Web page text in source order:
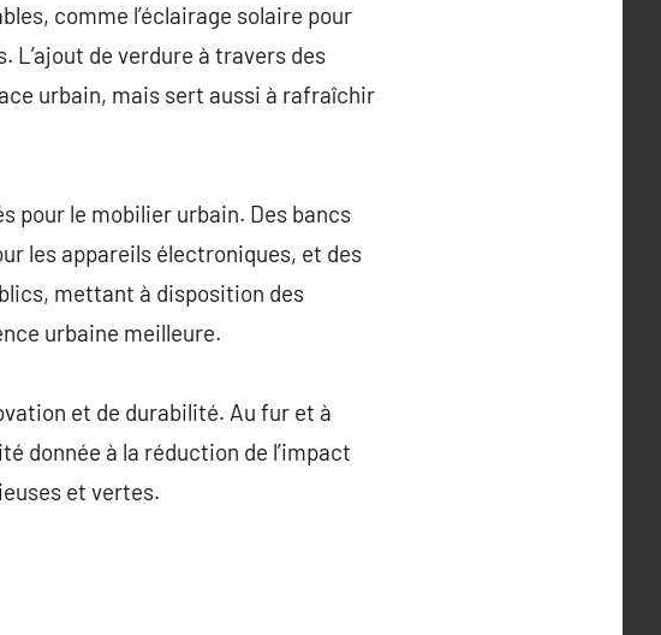
comme l’éclairage solaire pour
L’ajout de verdure à travers des
urbain, mais sert aussi à rafraîchir
pour le mobilier urbain. Des bancs
les appareils électroniques, et des
mettant à disposition des
urbaine meilleure.
et de durabilité. Au fur et à
donnée à la réduction de l’impact
et vertes.